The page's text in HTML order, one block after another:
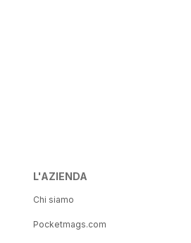
L'AZIENDA
Chi siamo
Pocketmags.com